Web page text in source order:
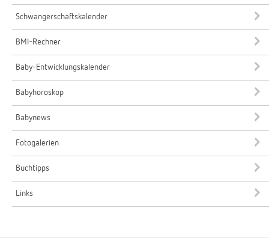
Schwangerschaftskalender
BMI-Rechner
Baby-Entwicklungskalender
Babyhoroskop
Babynews
Fotogalerien
Buchtipps
Links